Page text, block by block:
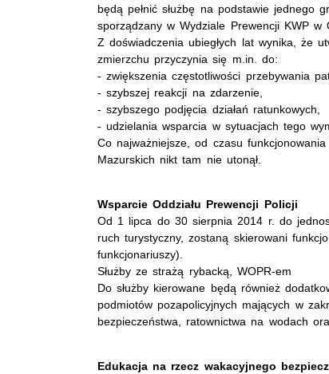
będą pełnić służbę na podstawie jednego
sporządzany w Wydziale Prewencji KWP w
Z doświadczenia ubiegłych lat wynika, że
zmierzchu przyczynia się m.in. do:
- zwiększenia częstotliwości przebywania
- szybszej reakcji na zdarzenie,
- szybszego podjęcia działań ratunkowych,
- udzielania wsparcia w sytuacjach tego
Co najważniejsze, od czasu
Mazurskich nikt tam nie utonął.
Wsparcie Oddziału Prewencji Policji
Od 1 lipca do 30 sierpnia 2014 r. do
ruch turystyczny, zostaną skierowani
funkcjonariuszy).
Służby ze strażą rybacką, WOPR-em
Do służby kierowane będą również
podmiotów pozapolicyjnych mających w
bezpieczeństwa, ratownictwa na wodach
Edukacja na rzecz wakacyjnego